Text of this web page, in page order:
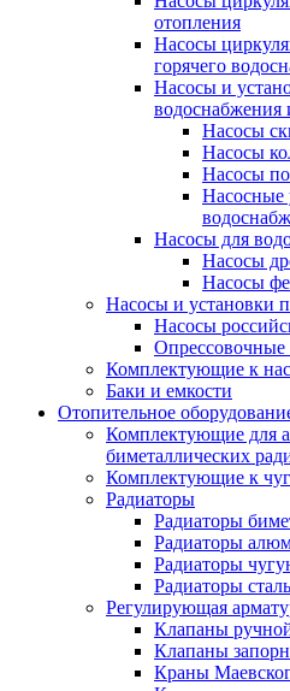
отопления
Насосы
горячего
Насосы и
Насосы
Насосы
Насосы
Насосные
Насосы для
Насосы
Насосы
Насосы и установки
Насосы
Опрессовочные
Комплектующие к
Баки и емкости
Отопительное
Комплектующие для
биметаллических
Комплектующие к
Радиаторы
Радиаторы
Радиаторы
Радиаторы
Радиаторы
Регулирующая
Клапаны
Клапаны
Краны